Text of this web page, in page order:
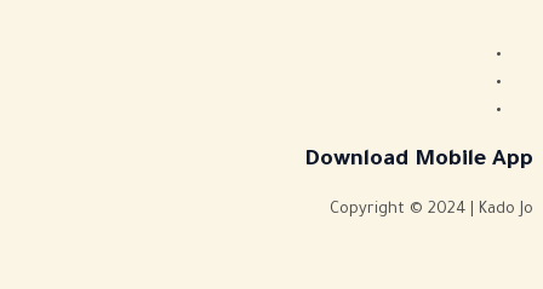
Download Mobile App
Copyright © 2024 | Kado Jo